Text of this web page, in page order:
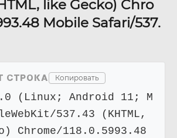
like Gecko) Chro
Mobile Safari/537.
СТРОКА Копировать
(Linux; Android 11; M
537.43 (KHTML,
Chrome/118.0.5993.48